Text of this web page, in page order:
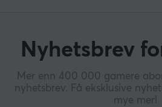
Nyhetsbrev
Mer enn 400 000 gamere
nyhetsbrev. Få eksklusive
mye mer!